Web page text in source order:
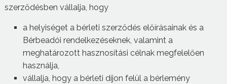
szerződésben vállalja, hogy
a helyiséget a bérleti szerződés előírásainak és a
Bérbeadói rendelkezéseknek, valamint a
meghatározott hasznosítási célnak megfelelően
használja,
vállalja, hogy a bérleti díjon felül a bérlemény